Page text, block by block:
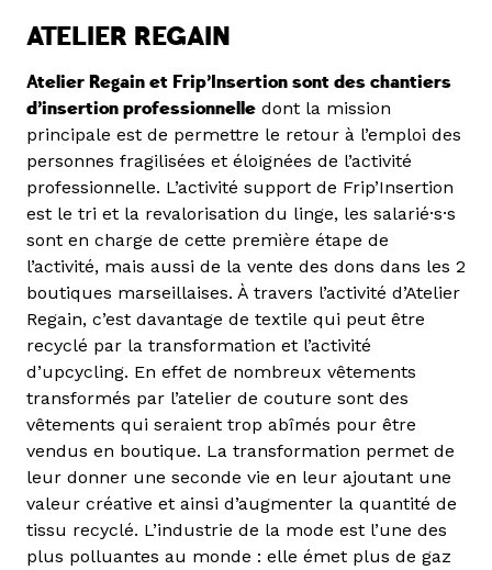
ATELIER REGAIN
Atelier Regain et Frip’Insertion sont des chantiers
d’insertion professionnelle dont la mission
principale est de permettre le retour à l’emploi des
personnes fragilisées et éloignées de l’activité
professionnelle. L’activité support de Frip’Insertion
est le tri et la revalorisation du linge, les salarié·s·s
sont en charge de cette première étape de
l’activité, mais aussi de la vente des dons dans les 2
boutiques marseillaises. À travers l’activité d’Atelier
Regain, c’est davantage de textile qui peut être
recyclé par la transformation et l’activité
d’upcycling. En effet de nombreux vêtements
transformés par l’atelier de couture sont des
vêtements qui seraient trop abîmés pour être
vendus en boutique. La transformation permet de
leur donner une seconde vie en leur ajoutant une
valeur créative et ainsi d’augmenter la quantité de
tissu recyclé. L’industrie de la mode est l’une des
plus polluantes au monde : elle émet plus de gaz